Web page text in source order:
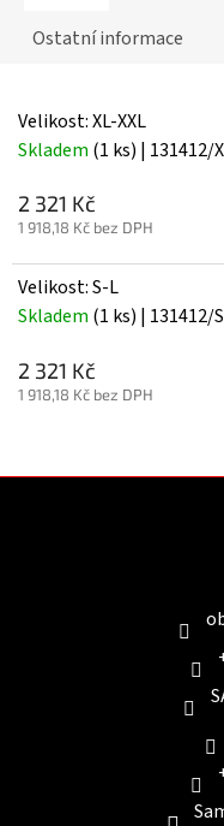
Ostatní informace
Velikost: XL-XXL
Skladem (1 ks) | 131412/
2 321 Kč
1 918,18 Kč bez DPH
Velikost: S-L
Skladem (1 ks) | 131412/S
2 321 Kč
1 918,18 Kč bez DPH